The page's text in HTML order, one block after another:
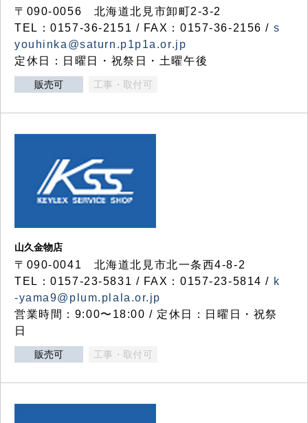
〒090-0056 北海道北見市卸町2-3-2
TEL：0157-36-2151 / FAX：0157-36-2156 / s
youhinka@saturn.p1p1a.or.jp
定休日：日曜日・祝祭日・土曜午後
販売可 工事・取付可
山久金物店
〒090-0041 北海道北見市北一条西4-8-2
TEL：0157-23-5831 / FAX：0157-23-5814 / k
-yama9@plum.plala.or.jp
営業時間：9:00〜18:00 / 定休日：日曜日・祝祭
日
販売可 工事・取付可